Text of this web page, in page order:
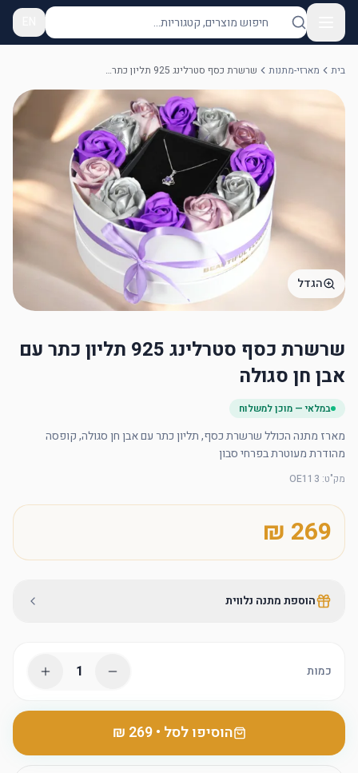
בית מארזי-מתנות שרשרת כסף סטרלינג 925 תליון כתר עם אבן חן סגולה
הגדל
שרשרת כסף סטרלינג 925 תליון כתר עם
אבן חן סגולה
במלאי — מוכן למשלוח
מהודרת מעוטרת בפרחי סבון
מק"ט:
OE113
הוספת מתנה נלווית
כמות 1
הוסיפו לסל •
‏269 ₪